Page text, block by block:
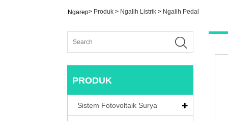
Ngarep> Produk > Ngalih Listrik > Ngalih Pedal
PRODUK
Sistem Fotovoltaik Surya